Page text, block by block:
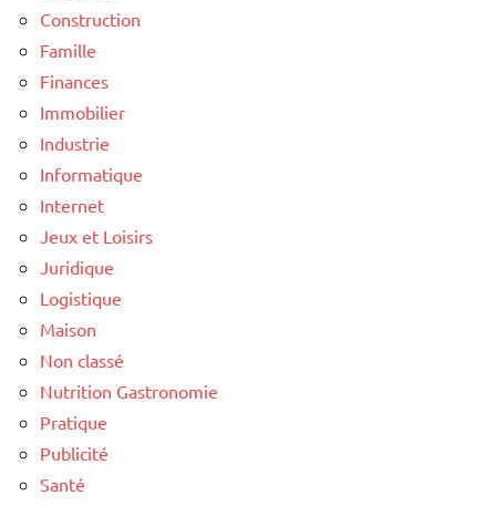
Construction
Famille
Finances
Immobilier
Industrie
Informatique
Internet
Jeux et Loisirs
Juridique
Logistique
Maison
Non classé
Nutrition Gastronomie
Pratique
Publicité
Santé